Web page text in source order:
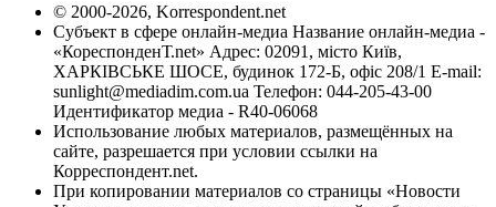
© 2000-2026, Korrespondent.net
Субъект в сфере онлайн-медиа Название онлайн-медиа -
«КореспонденТ.net» Адрес: 02091, місто Київ,
ХАРКІВСЬКЕ ШОСЕ, будинок 172-Б, офіс 208/1 E-mail:
sunlight@mediadim.com.ua Телефон: 044-205-43-00
Идентификатор медиа - R40-06068
Использование любых материалов, размещённых на
сайте, разрешается при условии ссылки на
Корреспондент.net.
При копировании материалов со страницы «Новости